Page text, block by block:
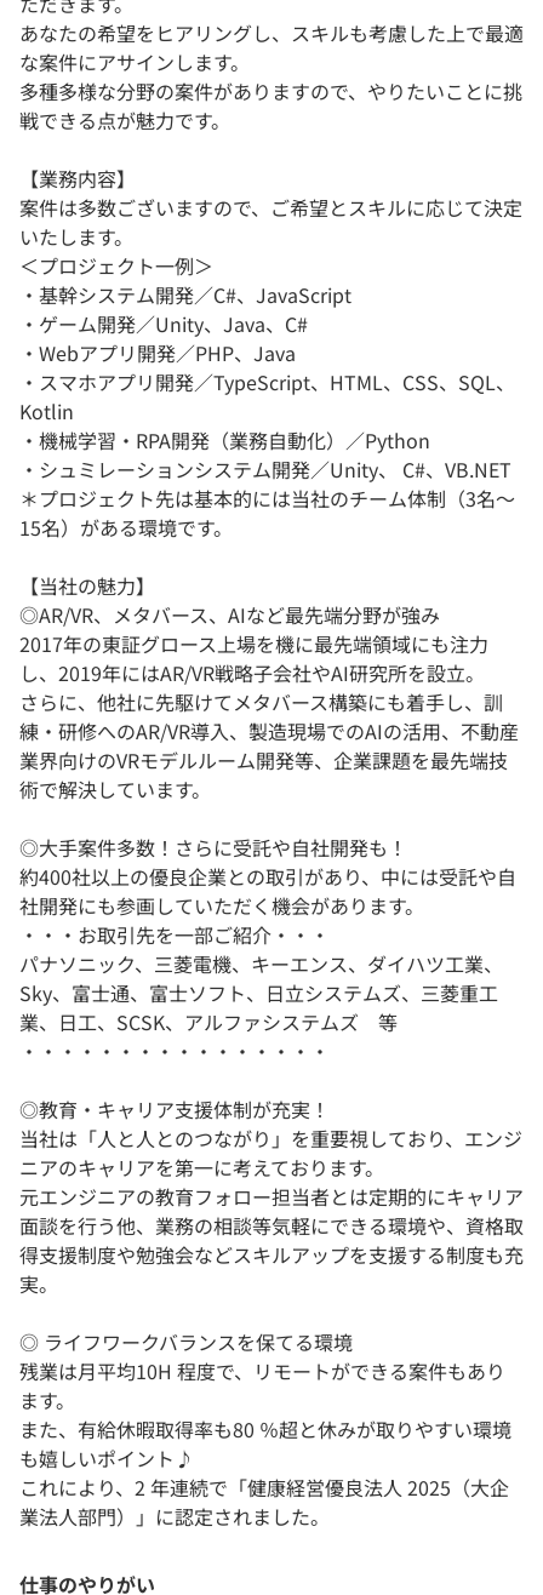
あなたの希望をヒアリングし、スキルも考慮した上で最適
な案件にアサインします。
多種多様な分野の案件がありますので、やりたいことに挑
戦できる点が魅力です。
【業務内容】
案件は多数ございますので、ご希望とスキルに応じて決定
いたします。
＜プロジェクト一例＞
・基幹システム開発／C#、JavaScript
・ゲーム開発／Unity、Java、C#
・Webアプリ開発／PHP、Java
・スマホアプリ開発／TypeScript、HTML、CSS、SQL、
Kotlin
・機械学習・RPA開発（業務自動化）／Python
・シュミレーションシステム開発／Unity、 C#、VB.NET
＊プロジェクト先は基本的には当社のチーム体制（3名～
15名）がある環境です。
【当社の魅力】
◎AR/VR、メタバース、AIなど最先端分野が強み
2017年の東証グロース上場を機に最先端領域にも注力
し、2019年にはAR/VR戦略子会社やAI研究所を設立。
さらに、他社に先駆けてメタバース構築にも着手し、訓
練・研修へのAR/VR導入、製造現場でのAIの活用、不動産
業界向けのVRモデルルーム開発等、企業課題を最先端技
術で解決しています。
◎大手案件多数！さらに受託や自社開発も！
約400社以上の優良企業との取引があり、中には受託や自
社開発にも参画していただく機会があります。
・・・お取引先を一部ご紹介・・・
パナソニック、三菱電機、キーエンス、ダイハツ工業、
Sky、富士通、富士ソフト、日立システムズ、三菱重工
業、日工、SCSK、アルファシステムズ 等
・・・・・・・・・・・・・・・・
◎教育・キャリア支援体制が充実！
当社は「人と人とのつながり」を重要視しており、エンジ
ニアのキャリアを第一に考えております。
元エンジニアの教育フォロー担当者とは定期的にキャリア
面談を行う他、業務の相談等気軽にできる環境や、資格取
得支援制度や勉強会などスキルアップを支援する制度も充
実。
◎ ライフワークバランスを保てる環境
残業は月平均10H 程度で、リモートができる案件もあり
ます。
また、有給休暇取得率も80 ％超と休みが取りやすい環境
も嬉しいポイント♪
これにより、2 年連続で「健康経営優良法人 2025（大企
業法人部門）」に認定されました。
仕事のやりがい